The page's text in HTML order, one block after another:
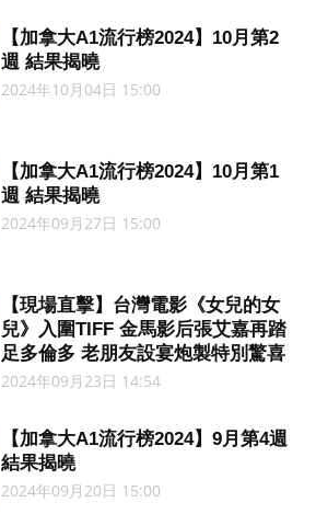
【加拿大A1流行榜2024】10月第2
週 結果揭曉
2024年10月04日 15:00
【加拿大A1流行榜2024】10月第1
週 結果揭曉
2024年09月27日 15:00
【現場直擊】台灣電影《女兒的女
兒》入圍TIFF 金馬影后張艾嘉再踏
足多倫多 老朋友設宴炮製特別驚喜
2024年09月23日 14:54
【加拿大A1流行榜2024】9月第4週
結果揭曉
2024年09月20日 15:00